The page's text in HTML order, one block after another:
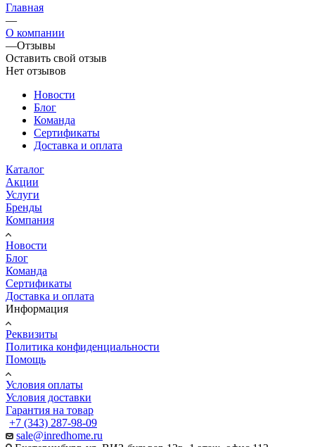
Главная
—
О компании
—Отзывы
Оставить свой отзыв
Нет отзывов
Новости
Блог
Команда
Сертификаты
Доставка и оплата
Каталог
Акции
Услуги
Бренды
Компания
Новости
Блог
Команда
Сертификаты
Доставка и оплата
Информация
Реквизиты
Политика конфиденциальности
Помощь
Условия оплаты
Условия доставки
Гарантия на товар
+7 (343) 287-98-09
sale@inredhome.ru